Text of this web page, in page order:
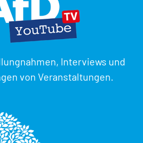
Interviews und
von Veranstaltungen.